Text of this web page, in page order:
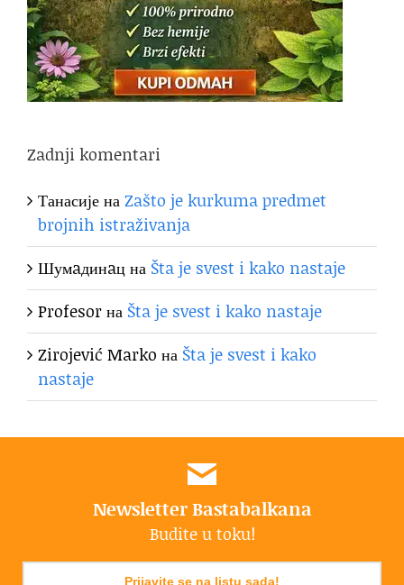
Zadnji komentari
ТанасијенаZašto je kurkuma predmet
brojnih istraživanja
Шумaдинaцна Šta je svest i kako nastaje
Profesorна Šta je svest i kako nastaje
Zirojević Marko на Šta je svest i kako
nastaje
Newsletter Bastabalkana
Budite u toku!
Prijavite se na listu sada!